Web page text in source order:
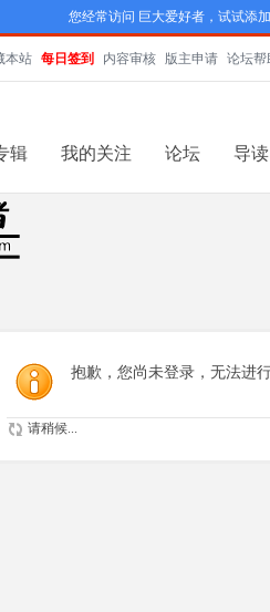
您经常访问 巨大爱好者，试试添
本站 每日签到 内容审核 版主申请 论坛帮
辑 我的关注 论坛 导读
抱歉，您尚未登录，无法进
请稍候...